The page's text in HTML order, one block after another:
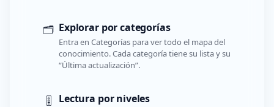
🗂️ Explorar por categorías
Entra en Categorías para ver todo el mapa del
conocimiento. Cada categoría tiene su lista y su
“Última actualización”.
🎚️ Lectura por niveles